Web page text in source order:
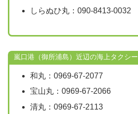
しらぬひ丸：090-8413-0032
嵐口港（御所浦島）近辺の海上タクシー
和丸：0969-67-2077
宝山丸：0969-67-2066
清丸：0969-67-2113